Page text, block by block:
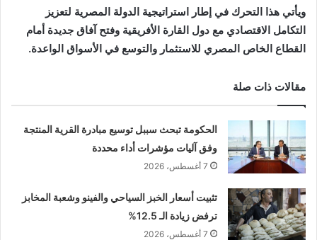
ويأتي هذا التحرك في إطار استراتيجية الدولة المصرية لتعزيز
التكامل الاقتصادي مع دول القارة الأفريقية وفتح آفاق جديدة أمام
القطاع الخاص المصري للاستثمار والتوسع في الأسواق الواعدة.
مقالات ذات صلة
الحكومة تبحث سببل توسيع مبادرة القرية المنتجة
وفق آليات مؤشرات أداء محددة
7 أغسطس، 2026
تثبيت أسعار الخبز السياحي والفينو وشعبة المخابز
ترفض زيادة الـ 12.5%
7 أغسطس، 2026